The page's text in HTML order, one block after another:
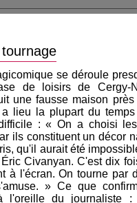
se déroule
de loisirs de Cergy-
une fausse maison
a lieu la plupart du
: « On a choisi
ils constituent un décor
qu'il aurait été
Civanyan. C'est dix
à l'écran. On tourne par
» Ce que
l'oreille du journaliste :